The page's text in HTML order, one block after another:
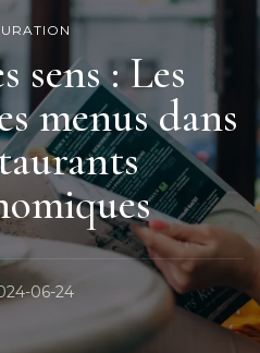
sens : Les
menus dans
06-24